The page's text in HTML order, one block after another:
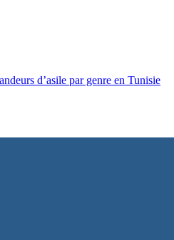
d’asile par genre en Tunisie